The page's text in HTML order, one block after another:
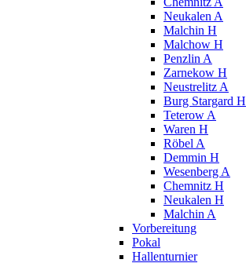
Neukalen A
Malchin H
Malchow H
Penzlin A
Zarnekow H
Neustrelitz A
Burg Stargard H
Teterow A
Waren H
Röbel A
Demmin H
Wesenberg A
Chemnitz H
Neukalen H
Malchin A
Vorbereitung
Pokal
Hallenturnier